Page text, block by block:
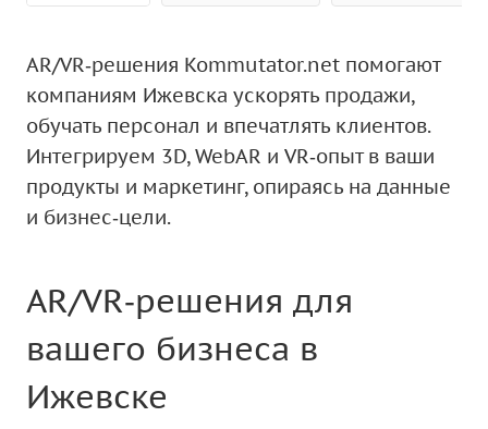
AR/VR‑решения Kommutator.net помогают
компаниям Ижевска ускорять продажи,
обучать персонал и впечатлять клиентов.
Интегрируем 3D, WebAR и VR‑опыт в ваши
продукты и маркетинг, опираясь на данные
и бизнес‑цели.
AR/VR‑решения для
вашего бизнеса в
Ижевске